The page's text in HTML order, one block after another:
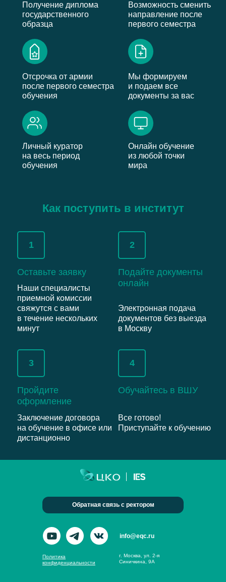
Возможность сменить
направление после
первого семестра
Мы формируем
и подаем все
документы за вас
Отсрочка от армии
после первого семестра
обучения
Личный куратор
на весь период
обучения
Получение диплома
государственного
образца
Онлайн обучение
из любой точки
мира
Как поступить в институт
Подайте документы
онлайн
Электронная подача
документов без выезда
в Москву
2
Пройдите
оформление
Заключение договора
на обучение в офисе или
дистанционно
3
Оставьте заявку
Наши специалисты
приемной комиссии
свяжутся с вами
в течение нескольких
минут
1
Обучайтесь в ВШУ
Все готово!
Приступайте к обучению
4
info@eqc.ru
Обратная связь с ректором
Политика
конфиденциальности
г. Москва, ул. 2-я
Синичкина, 9А